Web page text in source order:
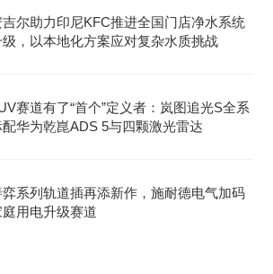
吉尔助力印尼KFC推进全国门店净水系统
级，以本地化方案应对复杂水质挑战
赛道有了“首个”定义者：岚图追光S全系
配华为乾崑ADS 5与四颗激光雷达
弈系列轨道插再添新作，施耐德电气加码
庭用电升级赛道